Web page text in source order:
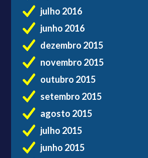
julho 2016
junho 2016
dezembro 2015
novembro 2015
outubro 2015
setembro 2015
agosto 2015
julho 2015
junho 2015